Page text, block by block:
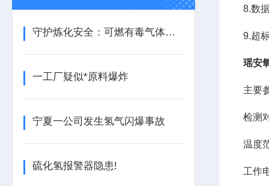
守护炼化安全：可燃有毒气体报警器如何筑牢生产防线？
一工厂疑似*原料爆炸
宁夏一公司发生氢气闪爆事故
硫化氢报警器隐患!
8.数
9.超
瑶安
主要
检测
温度
工作